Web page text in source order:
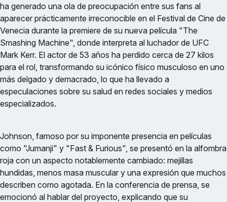
ha generado una ola de preocupación entre sus fans al
aparecer prácticamente irreconocible en el Festival de Cine de
Venecia durante la premiere de su nueva película "The
Smashing Machine", donde interpreta al luchador de UFC
Mark Kerr. El actor de 53 años ha perdido cerca de 27 kilos
para el rol, transformando su icónico físico musculoso en uno
más delgado y demacrado, lo que ha llevado a
especulaciones sobre su salud en redes sociales y medios
especializados.
Johnson, famoso por su imponente presencia en películas
como "Jumanji" y "Fast & Furious", se presentó en la alfombra
roja con un aspecto notablemente cambiado: mejillas
hundidas, menos masa muscular y una expresión que muchos
describen como agotada. En la conferencia de prensa, se
emocionó al hablar del proyecto, explicando que su